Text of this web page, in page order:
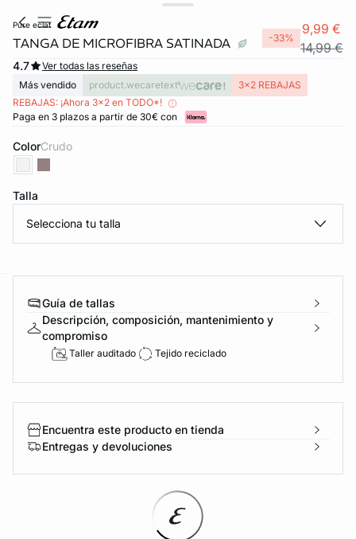
pure eclat
TANGA DE MICROFIBRA SATINADA -33%
9,99 €
14,99 €
4.7
Ver todas las reseñas
Más vendido
product.wecaretext
3x2 REBAJAS
REBAJAS: ¡Ahora 3x2 en TODO*!
Paga en 3 plazos a partir de 30€ con
Color crudo
Talla
Selecciona tu talla
Guía de tallas
Descripción, composición, mantenimiento y
compromiso
Taller auditado Tejido reciclado
Encuentra este producto en tienda
Entregas y devoluciones